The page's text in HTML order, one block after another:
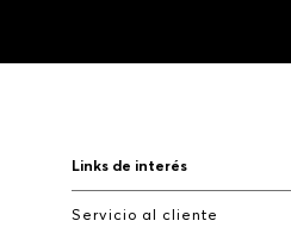
Links de interés
Servicio al cliente